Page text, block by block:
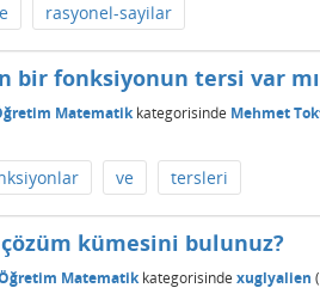
rasyonel-sayilar
bir fonksiyonun tersi var
Matematikkategorisinde Mehmet
ve tersleri
kümesini bulunuz?
Matematikkategorisinde xuglyalien (